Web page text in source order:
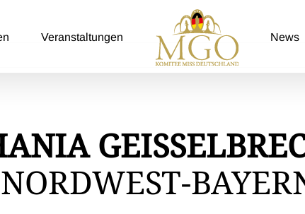
Veranstaltungen News
NORDWEST-